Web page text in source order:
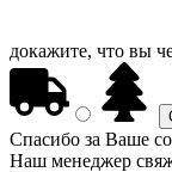
докажите, что вы
Спасибо за Ваше
Наш менеджер